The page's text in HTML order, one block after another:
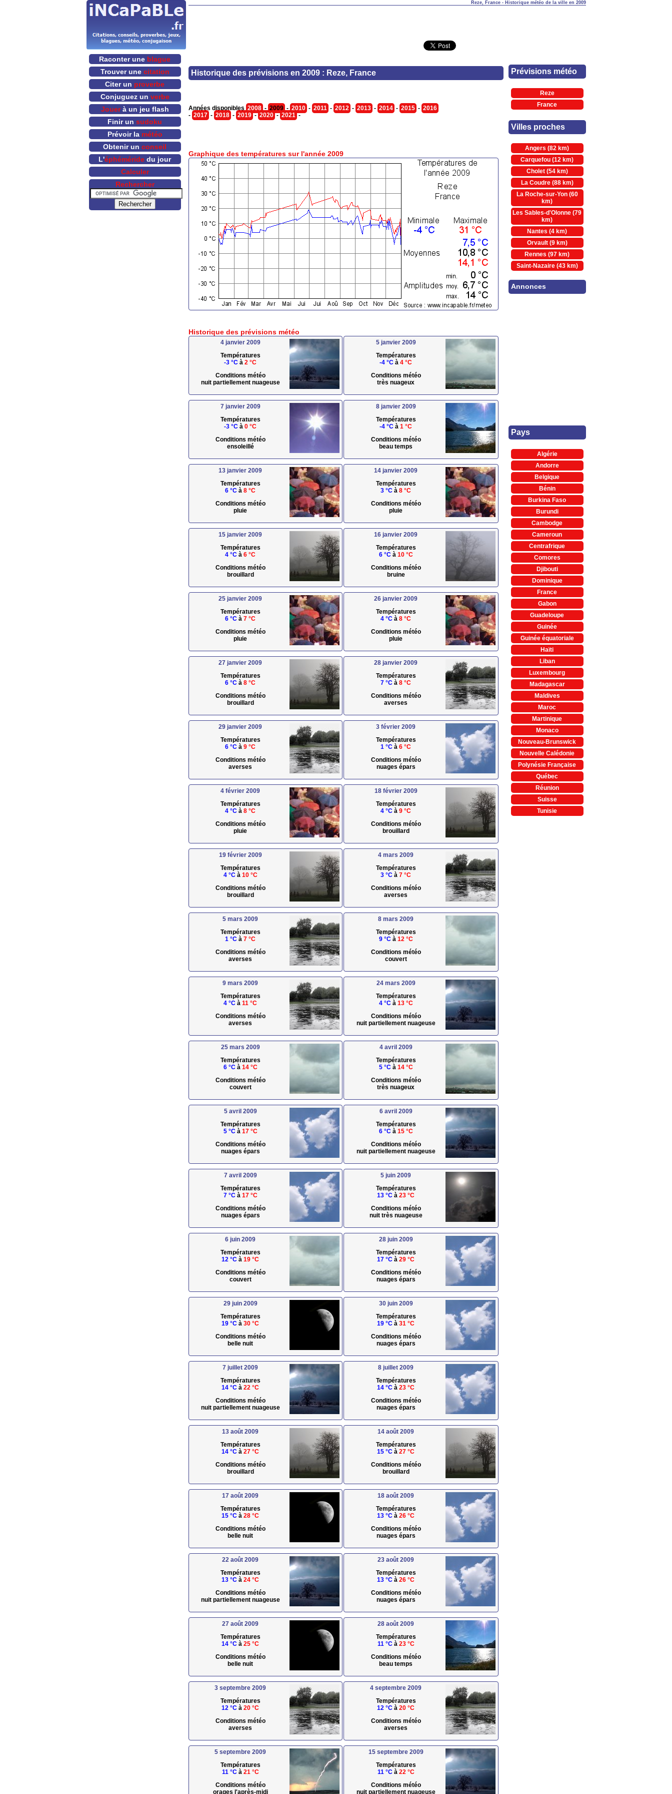
Reze, France - Historique météo de la ville en 2009
Historique des prévisions en 2009 : Reze, France
Années disponibles 2008 - 2009 - 2010 - 2011 - 2012 - 2013 - 2014 - 2015 - 2016
- 2017 - 2018 - 2019 - 2020 - 2021 -
Graphique des températures sur l'année 2009
Historique des prévisions météo
4 janvier 2009
Températures
-3 °C à 2 °C
Conditions météo
nuit partiellement nuageuse
5 janvier 2009
Températures
-4 °C à 4 °C
Conditions météo
très nuageux
7 janvier 2009
Températures
-3 °C à 0 °C
Conditions météo
ensoleillé
8 janvier 2009
Températures
-4 °C à 1 °C
Conditions météo
beau temps
13 janvier 2009
Températures
6 °C à 8 °C
Conditions météo
pluie
14 janvier 2009
Températures
3 °C à 8 °C
Conditions météo
pluie
15 janvier 2009
Températures
4 °C à 6 °C
Conditions météo
brouillard
16 janvier 2009
Températures
6 °Cà 10 °C
Conditions météo
bruine
25 janvier 2009
Températures
6 °C à 7 °C
Conditions météo
pluie
26 janvier 2009
Températures
4 °C à 8 °C
Conditions météo
pluie
27 janvier 2009
Températures
6 °C à 8 °C
Conditions météo
brouillard
28 janvier 2009
Températures
7 °C à 8 °C
Conditions météo
averses
29 janvier 2009
Températures
6 °C à 9 °C
Conditions météo
averses
3 février 2009
Températures
1 °C à 6 °C
Conditions météo
nuages épars
4 février 2009
Températures
4 °C à 8 °C
Conditions météo
pluie
18 février 2009
Températures
4 °C à 9 °C
Conditions météo
brouillard
19 février 2009
Températures
4 °Cà 10 °C
Conditions météo
brouillard
4 mars 2009
Températures
3 °C à 7 °C
Conditions météo
averses
5 mars 2009
Températures
1 °C à 7 °C
Conditions météo
averses
8 mars 2009
Températures
9 °Cà 12 °C
Conditions météo
couvert
9 mars 2009
Températures
4 °C à 11 °C
Conditions météo
averses
24 mars 2009
Températures
4 °Cà 13 °C
Conditions météo
nuit partiellement nuageuse
25 mars 2009
Températures
6 °Cà 14 °C
Conditions météo
couvert
4 avril 2009
Températures
5 °Cà 14 °C
Conditions météo
très nuageux
5 avril 2009
Températures
5 °Cà 17 °C
Conditions météo
nuages épars
6 avril 2009
Températures
6 °Cà 15 °C
Conditions météo
nuit partiellement nuageuse
7 avril 2009
Températures
7 °Cà 17 °C
Conditions météo
nuages épars
5 juin 2009
Températures
13 °C à 23 °C
Conditions météo
nuit très nuageuse
6 juin 2009
Températures
12 °C à 19 °C
Conditions météo
couvert
28 juin 2009
Températures
17 °C à 29 °C
Conditions météo
nuages épars
29 juin 2009
Températures
19 °C à 30 °C
Conditions météo
belle nuit
30 juin 2009
Températures
19 °C à 31 °C
Conditions météo
nuages épars
7 juillet 2009
Températures
14 °C à 22 °C
Conditions météo
nuit partiellement nuageuse
8 juillet 2009
Températures
14 °C à 23 °C
Conditions météo
nuages épars
13 août 2009
Températures
14 °C à 27 °C
Conditions météo
brouillard
14 août 2009
Températures
15 °C à 27 °C
Conditions météo
brouillard
17 août 2009
Températures
15 °C à 28 °C
Conditions météo
belle nuit
18 août 2009
Températures
13 °C à 26 °C
Conditions météo
nuages épars
22 août 2009
Températures
13 °C à 24 °C
Conditions météo
nuit partiellement nuageuse
23 août 2009
Températures
13 °C à 26 °C
Conditions météo
nuages épars
27 août 2009
Températures
14 °C à 25 °C
Conditions météo
belle nuit
28 août 2009
Températures
11 °Cà 23 °C
Conditions météo
beau temps
3 septembre 2009
Températures
12 °C à 20 °C
Conditions météo
averses
4 septembre 2009
Températures
12 °C à 20 °C
Conditions météo
averses
5 septembre 2009
Températures
11 °Cà 21 °C
Conditions météo
orages l'après-midi
15 septembre 2009
Températures
11 °Cà 22 °C
Conditions météo
nuit partiellement nuageuse
Prévisions météo
Reze
France
Villes proches
Angers (82 km)
Carquefou (12 km)
Cholet (54 km)
La Coudre (88 km)
La Roche-sur-Yon (60
km)
Les Sables-d'Olonne (79
km)
Nantes (4 km)
Orvault (9 km)
Rennes (97 km)
Saint-Nazaire (43 km)
Annonces
Pays
Algérie
Andorre
Belgique
Bénin
Burkina Faso
Burundi
Cambodge
Cameroun
Centrafrique
Comores
Djibouti
Dominique
France
Gabon
Guadeloupe
Guinée
Guinée équatoriale
Haïti
Liban
Luxembourg
Madagascar
Maldives
Maroc
Martinique
Monaco
Nouveau-Brunswick
Nouvelle Calédonie
Polynésie Française
Québec
Réunion
Suisse
Tunisie
Raconter une blague
Trouver une citation
Citer un proverbe
Conjuguez un verbe
Jouerà un jeu flash
Finir un sudoku
Prévoir la météo
Obtenir un conseil
L'éphéméride du jour
Calculer
Rechercher